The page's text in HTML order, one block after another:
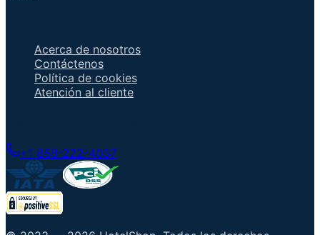
Acerca de nosotros
Contáctenos
Política de cookies
Atención al cliente
+1 858-222-4037